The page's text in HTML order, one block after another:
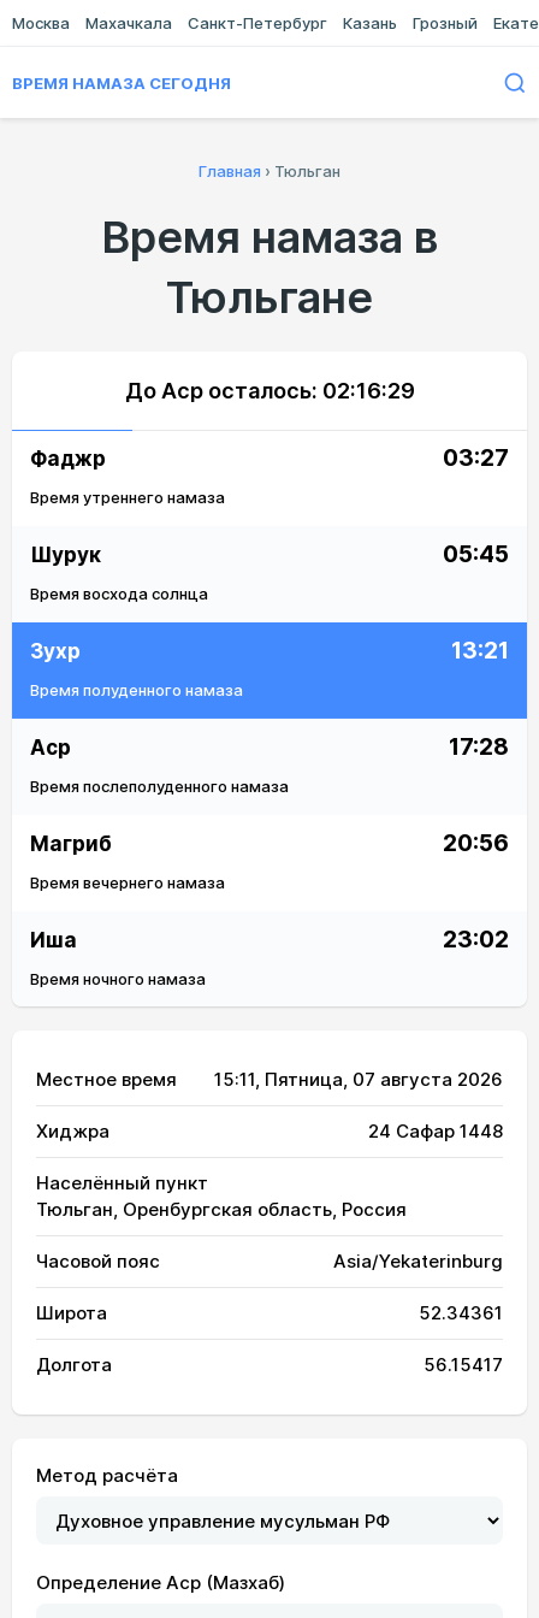
Москва Махачкала Санкт-Петербург Казань Грозный
ВРЕМЯ НАМАЗА СЕГОДНЯ
Главная › Тюльган
Время намаза в
Тюльгане
До Аср осталось: 02:16:29
Фаджр 03:27
Время утреннего намаза
Шурук 05:45
Время восхода солнца
Зухр 13:21
Время полуденного намаза
Аср 17:28
Время послеполуденного намаза
Магриб 20:56
Время вечернего намаза
Иша 23:02
Время ночного намаза
Местное время 15:11, Пятница, 07 августа 2026
Хиджра 24 Сафар 1448
Населённый пункт
Тюльган, Оренбургская область, Россия
Часовой пояс Asia/Yekaterinburg
Широта 52.34361
Долгота 56.15417
Метод расчёта
Определение Аср (Мазхаб)